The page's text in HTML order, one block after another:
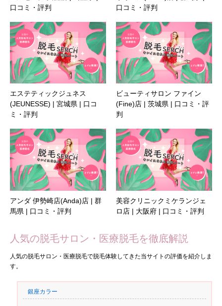
口コミ・評判
口コミ・評判
エステティックジュネス
(JEUNESSE) | 宮城県 | 口コ
ミ・評判
ビューティサロン ファイン
(Fine)店 | 茨城県 | 口コミ・評
判
アンダ 伊勢崎店(Anda)店 | 群
馬県 | 口コミ・評判
美容クリニックミケランジェ
ロ店 | 大阪府 | 口コミ・評判
人気の脱毛サロン・医療脱毛を徹底解説
人気の脱毛サロン・医療脱毛で脱毛体験してきた当サイトの評価を紹介しま
す。
銀座カラー